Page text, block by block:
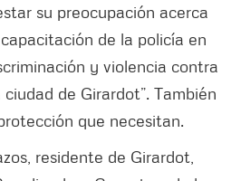
su preocupación acerca
de la policía en
y violencia contra
de Girardot”. También
que necesitan.
residente de Girardot,